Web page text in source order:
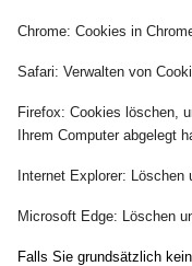
Chrome: Cookies in
Safari: Verwalten von
Firefox: Cookies löschen,
Ihrem Computer abgelegt
Internet Explorer: Löschen
Microsoft Edge: Löschen
Falls Sie grundsätzlich